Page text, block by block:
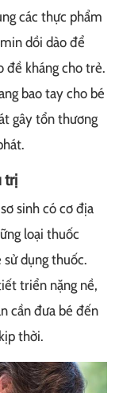
các thực phẩm
dồi dào để
đề kháng cho trẻ.
bao tay cho bé
gây tổn thương
trị
sinh có cơ địa
loại thuốc
dụng thuốc.
triển nặng nề,
cần đưa bé đến
thời.